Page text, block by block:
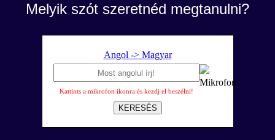
Melyik szót szeretnéd megtanulni?
Angol -> Magyar
Kattints a mikrofon ikonra és kezdj el beszélni!
KERESÉS